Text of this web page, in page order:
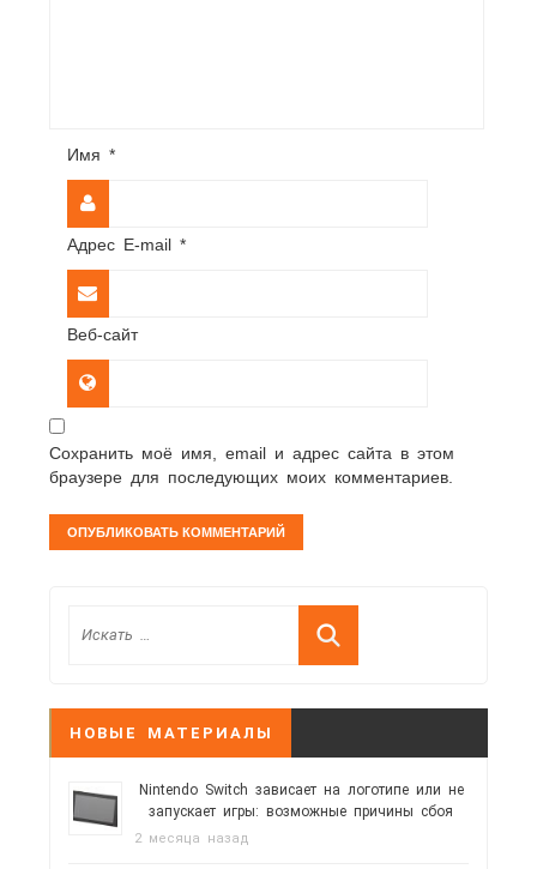
Имя *
Адрес E-mail *
Веб-сайт
Сохранить моё имя, email и адрес сайта в этом
браузере для последующих моих комментариев.
НОВЫЕ МАТЕРИАЛЫ
Nintendo Switch зависает на логотипе или не
запускает игры: возможные причины сбоя
2 месяца назад